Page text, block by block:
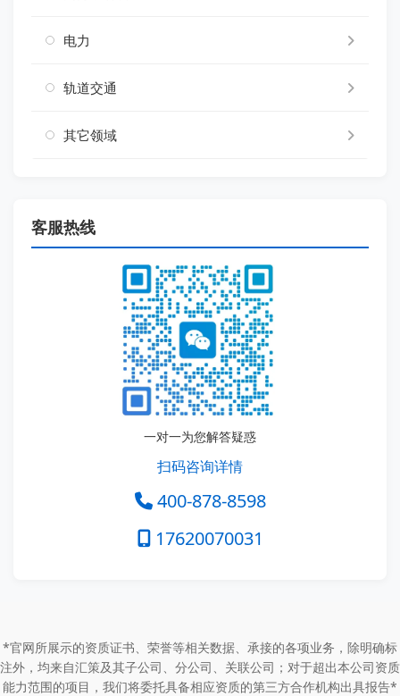
电力
轨道交通
其它领域
客服热线
一对一为您解答疑惑
扫码咨询详情
400-878-8598
17620070031
*官网所展示的资质证书、荣誉等相关数据、承接的各项业务，除明确标
注外，均来自汇策及其子公司、分公司、关联公司；对于超出本公司资质
能力范围的项目，我们将委托具备相应资质的第三方合作机构出具报告*